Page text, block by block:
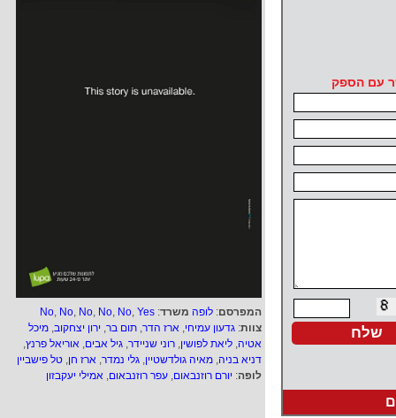
המפרסם: לופה משרד:
No, No, No, No, No, Yes
צוות: גדעון עמיחי, ארז הדר, תום בר, ירון יצחקוב, מיכל
אטיה, ליאת לפושין, רוני שניידר, גיל אבים, אוריאל פרנץ,
דניא בניה, מאיה גולדשטיין, גלי נמדר, ארז חן, טל פישביין
לופה: יורם רוזנבאום, עפר רוזנבאום, אמילי יעקבזון
עם הספק